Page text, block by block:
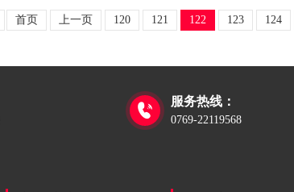
首页 上一页 120 121 122 123 124

服务热线：
0769-22119568